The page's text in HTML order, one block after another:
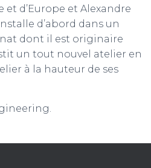
et d’Europe et Alexandre
d’abord dans un
dont il est originaire
un tout nouvel atelier en
à la hauteur de ses